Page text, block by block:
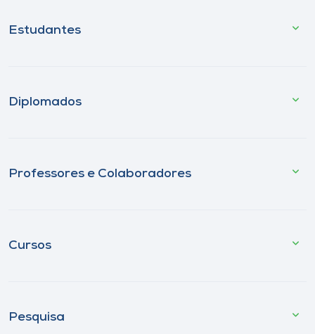
Estudantes
Diplomados
Professores e Colaboradores
Cursos
Pesquisa